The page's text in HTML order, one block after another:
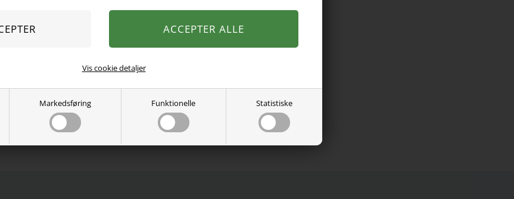
Markedsføring Funktionelle Statistiske
Vis cookie detaljer
84% genbrugt polyester, 16% elastan.